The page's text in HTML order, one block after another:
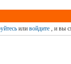
или войдите, и вы